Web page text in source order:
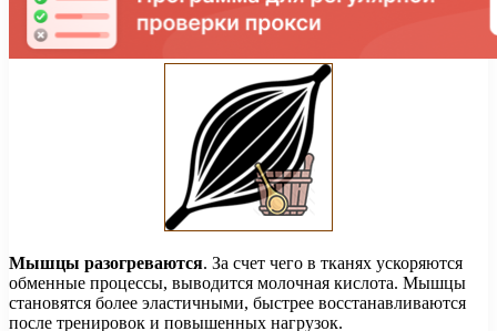
Мышцы разогреваются. За счет чего в тканях ускоряются
обменные процессы, выводится молочная кислота. Мышцы
становятся более эластичными, быстрее восстанавливаются
после тренировок и повышенных нагрузок.